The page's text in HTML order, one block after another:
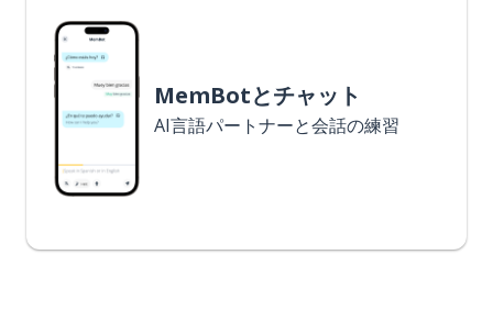
MemBotとチャット
AI言語パートナーと会話の練習